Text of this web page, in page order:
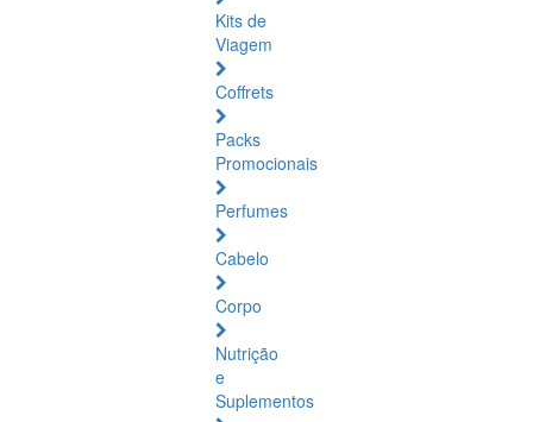
Kits de
Viagem
Coffrets
Packs
Promocionais
Perfumes
Cabelo
Corpo
Nutrição
e
Suplementos